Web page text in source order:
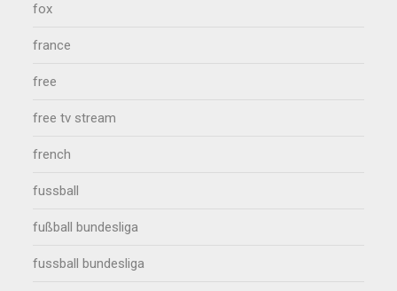
fox
france
free
free tv stream
french
fussball
fußball bundesliga
fussball bundesliga